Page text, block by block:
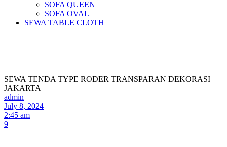
SOFA QUEEN
SOFA OVAL
SEWA TABLE CLOTH
SEWA TENDA TYPE RODER TRANSPARAN DEKORASI
JAKARTA
admin
July 8, 2024
2:45 am
9